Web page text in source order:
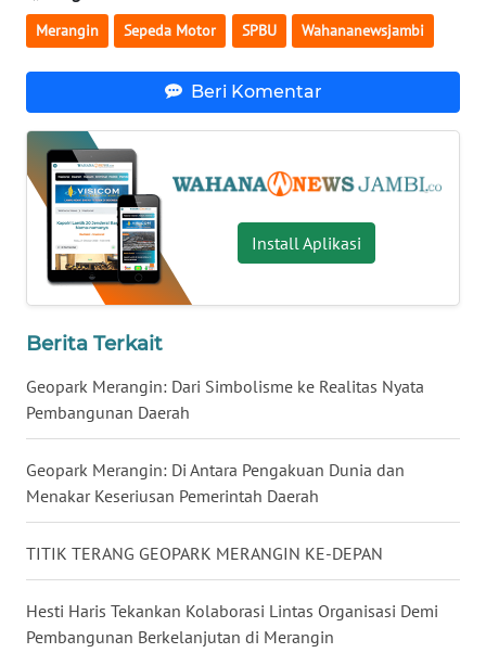
Merangin Sepeda Motor SPBU Wahananewsjambi
Beri Komentar
Install Aplikasi
Berita Terkait
Geopark Merangin: Dari Simbolisme ke Realitas Nyata
Pembangunan Daerah
Geopark Merangin: Di Antara Pengakuan Dunia dan
Menakar Keseriusan Pemerintah Daerah
TITIK TERANG GEOPARK MERANGIN KE-DEPAN
Hesti Haris Tekankan Kolaborasi Lintas Organisasi Demi
Pembangunan Berkelanjutan di Merangin
WN
SUMSEL
WN
LAMPUNG
WN
JATENG
WN
WN
JOGJA
WN
JATIM
WN
BALI